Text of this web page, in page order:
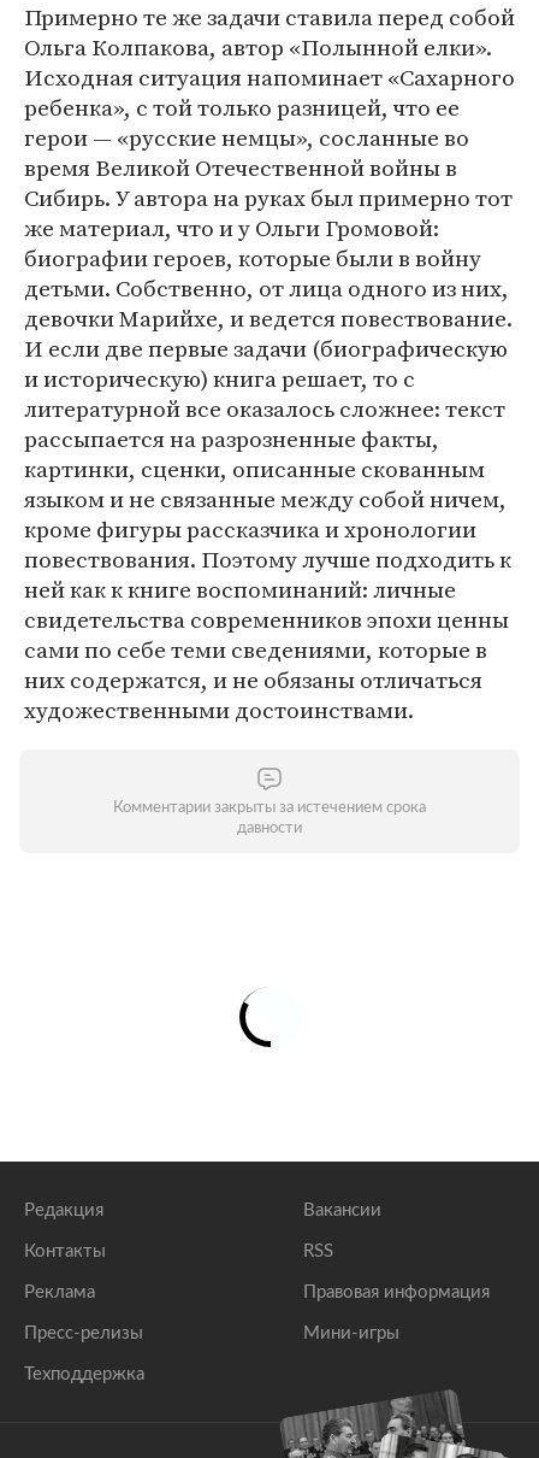
Примерно те же задачи ставила перед собой
Ольга Колпакова, автор «Полынной елки».
Исходная ситуация напоминает «Сахарного
ребенка», с той только разницей, что ее
герои — «русские немцы», сосланные во
время Великой Отечественной войны в
Сибирь. У автора на руках был примерно тот
же материал, что и у Ольги Громовой:
биографии героев, которые были в войну
детьми. Собственно, от лица одного из них,
девочки Марийхе, и ведется повествование.
И если две первые задачи (биографическую
и историческую) книга решает, то с
литературной все оказалось сложнее: текст
рассыпается на разрозненные факты,
картинки, сценки, описанные скованным
языком и не связанные между собой ничем,
кроме фигуры рассказчика и хронологии
повествования. Поэтому лучше подходить к
ней как к книге воспоминаний: личные
свидетельства современников эпохи ценны
сами по себе теми сведениями, которые в
них содержатся, и не обязаны отличаться
художественными достоинствами.
Комментарии закрыты за истечением срока
давности
Редакция
Контакты
Реклама
Пресс-релизы
Техподдержка
Вакансии
RSS
Правовая информация
Мини-игры